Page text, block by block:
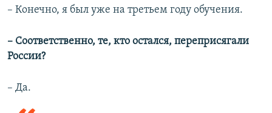
– Конечно, я был уже на третьем году обучения.
– Соответственно, те, кто остался, переприсягали
России?
– Да.